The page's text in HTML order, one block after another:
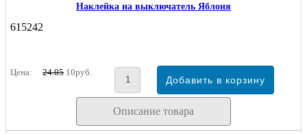
Наклейка на выключатель Яблоня
615242
Цена: 24.05 10руб.
Описание товара